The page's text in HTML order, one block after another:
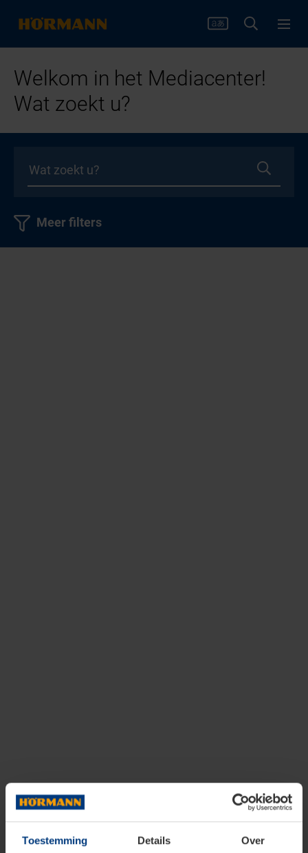
Toestemming Details Over
Welkom in het Mediacenter!
Wat zoekt u?
Meer filters